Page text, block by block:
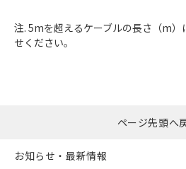
注. 5mを超えるケーブルの長さ（m）
せください。
ページ先頭へ
お知らせ・最新情報